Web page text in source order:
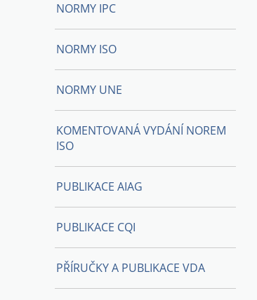
NORMY IPC
NORMY ISO
NORMY UNE
KOMENTOVANÁ VYDÁNÍ NOREM
ISO
PUBLIKACE AIAG
PUBLIKACE CQI
PŘÍRUČKY A PUBLIKACE VDA